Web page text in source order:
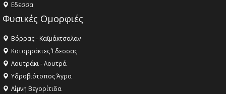
Eδεσσα
Φυσικές Ομορφιές
Βόρρας - Καϊμάκτσαλαν
Καταρράκτες Έδεσσας
Λουτράκι - Λουτρά
Υδροβιότοπος Άγρα
Λίμνη Βεγορίτιδα